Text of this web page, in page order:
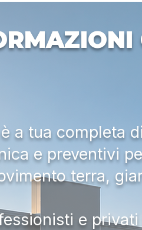
a tua completa
e preventivi
terra,
e